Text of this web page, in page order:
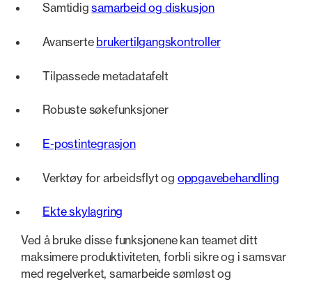
Samtidigsamarbeid og diskusjon
Avanserte brukertilgangskontroller
Tilpassede metadatafelt
Robuste søkefunksjoner
E-postintegrasjon
Verktøy for arbeidsflyt og oppgavebehandling
Ekte skylagring
Ved å bruke disse funksjonene kan teamet ditt
maksimere produktiviteten, forbli sikre og i samsvar
med regelverket, samarbeide sømløst og